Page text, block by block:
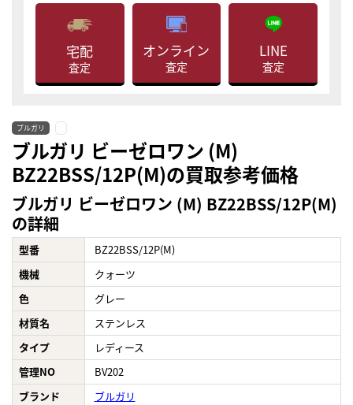
宅配
査定
オンライン
査定
LINE
査定
ブルガリ
ブルガリ ビーゼロワン (M)
BZ22BSS/12P(M)の買取参考価格
ブルガリ ビーゼロワン (M) BZ22BSS/12P(M)
の詳細
型番
BZ22BSS/12P(M)
機械
クォーツ
色
グレー
材質名
ステンレス
タイプ
レディース
管理NO
BV202
ブランド
ブルガリ